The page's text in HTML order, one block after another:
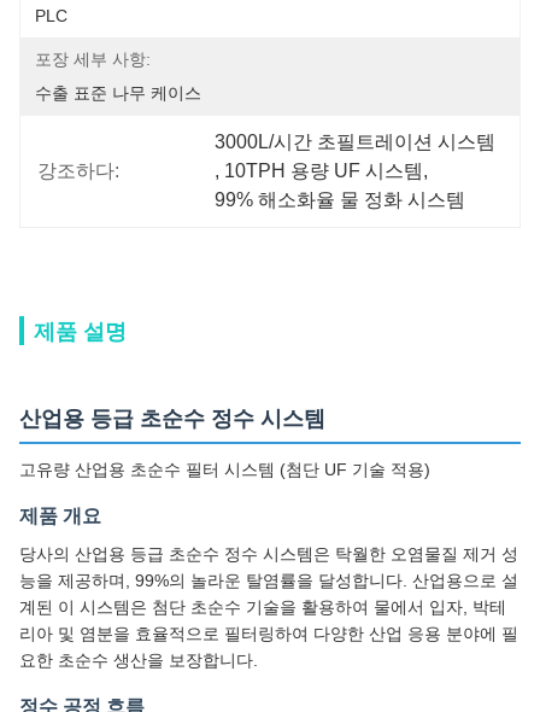
PLC
포장 세부 사항:
수출 표준 나무 케이스
강조하다:
3000L/시간 초필트레이션 시스템
, 10TPH 용량 UF 시스템,
99% 해소화율 물 정화 시스템
제품 설명
산업용 등급 초순수 정수 시스템
고유량 산업용 초순수 필터 시스템 (첨단 UF 기술 적용)
제품 개요
당사의 산업용 등급 초순수 정수 시스템은 탁월한 오염물질 제거 성
능을 제공하며, 99%의 놀라운 탈염률을 달성합니다. 산업용으로 설
계된 이 시스템은 첨단 초순수 기술을 활용하여 물에서 입자, 박테
리아 및 염분을 효율적으로 필터링하여 다양한 산업 응용 분야에 필
요한 초순수 생산을 보장합니다.
정수 공정 흐름